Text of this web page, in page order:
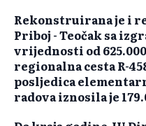
Rekonstruirana je i
Priboj - Teočak sa
vrijednosti od
regionalna cesta R-
posljedica
radova iznosila je